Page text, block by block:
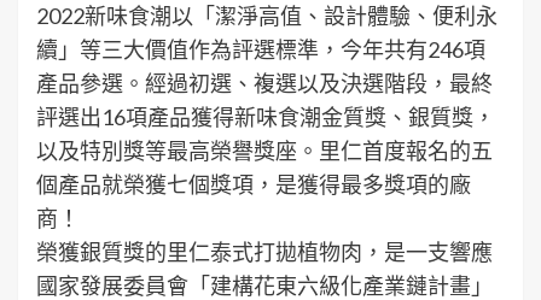
2022新味食潮以「潔淨高值、設計體驗、便利永
續」等三大價值作為評選標準，今年共有246項
產品參選。經過初選、複選以及決選階段，最終
評選出16項產品獲得新味食潮金質獎、銀質獎，
以及特別獎等最高榮譽獎座。里仁首度報名的五
個產品就榮獲七個獎項，是獲得最多獎項的廠
商！
榮獲銀質獎的里仁泰式打拋植物肉，是一支響應
國家發展委員會「建構花東六級化產業鏈計畫」